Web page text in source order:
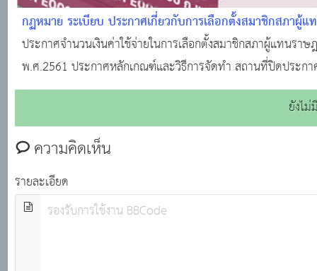
กฏหมาย ระเบียบ ประกาศเกี่ยวกับการเลือกตั้งสมาชิกสภาผู้
ประกาศจำนวนเงินค่าใช้จ่ายในการเลือกตั้งสมาชิกสภาผู้แทนร
พ.ศ.2561 ประกาศหลักเกณฑ์และวิธีการจัดทำ สถานที่ปิดประกา
ยังไ
ความคิดเห็น
รายละเอียด